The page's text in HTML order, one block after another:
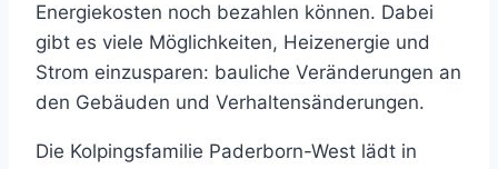
Energiekosten noch bezahlen können. Dabei
gibt es viele Möglichkeiten, Heizenergie und
Strom einzusparen: bauliche Veränderungen an
den Gebäuden und Verhaltensänderungen.
Die Kolpingsfamilie Paderborn-West lädt in